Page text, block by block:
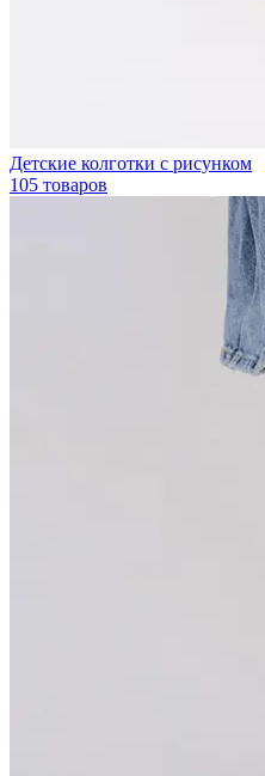
Детские колготки с рисунком
105 товаров